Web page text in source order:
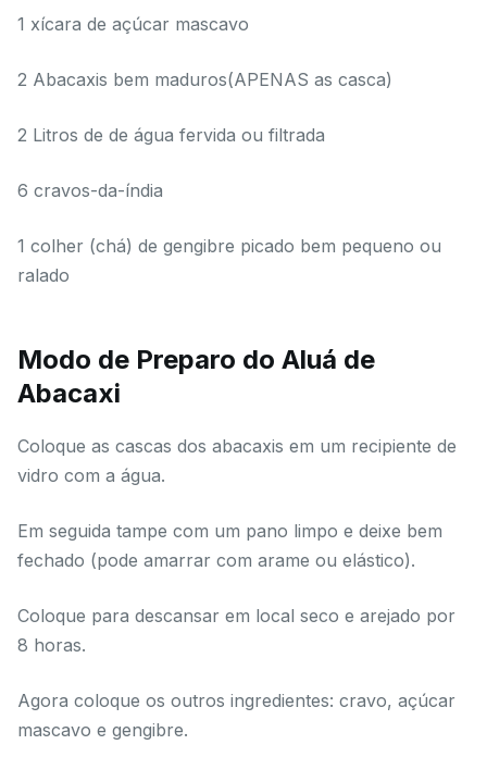
1 xícara de açúcar mascavo
2 Abacaxis bem maduros(APENAS as casca)
2 Litros de de água fervida ou filtrada
6 cravos-da-índia
1 colher (chá) de gengibre picado bem pequeno ou
ralado
Modo de Preparo do Aluá de
Abacaxi
Coloque as cascas dos abacaxis em um recipiente de
vidro com a água.
Em seguida tampe com um pano limpo e deixe bem
fechado (pode amarrar com arame ou elástico).
Coloque para descansar em local seco e arejado por
8 horas.
Agora coloque os outros ingredientes: cravo, açúcar
mascavo e gengibre.